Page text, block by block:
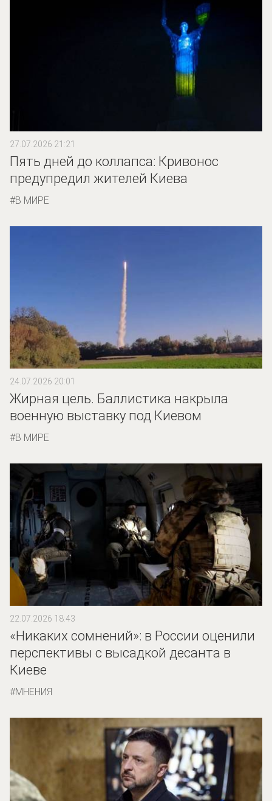
27.07.2026 21:21
Пять дней до коллапса: Кривонос
предупредил жителей Киева
В МИРЕ
24.07.2026 20:01
Жирная цель. Баллистика накрыла
военную выставку под Киевом
В МИРЕ
22.07.2026 18:43
«Никаких сомнений»: в России оценили
перспективы с высадкой десанта в
Киеве
МНЕНИЯ